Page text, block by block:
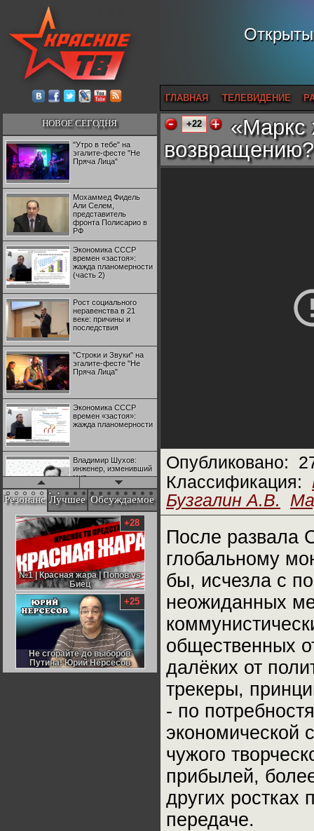
ГЛАВНАЯ ТЕЛЕВИДЕНИЕ
НОВОЕ СЕГОДНЯ
"Утро в тебе" на
эгалите-фесте "Не
Пряча Лица"
Мохаммед Фидель
Али Селем,
представитель
фронта Полисарио в
РФ
Экономика СССР
времен «застоя»:
жажда планомерности
(часть 2)
Рост социального
неравенства в 21
веке: причины и
последствия
"Строки и Звуки" на
эгалите-фесте "Не
Пряча Лица"
Экономика СССР
времен «застоя»:
жажда планомерности
Владимир Шухов:
инженер, изменивший
мир
"Аркадий Коц" на
эгалите-фесте "Не
Пряча Лица"
Контрапункты
глобализации:
геополитэкономическ
ий анализ
100 лет Ноябрьской
революции в
Германии:
парламентская
демократия или
диктатура
пролетариата?
Деятельность
Резонанс Лучшее Обсуждаемое
№1 | Красная жара | Попов vs
Биец
№1 | Красная жара | Попов vs
Биец
+28
Не сгорайте до выборов
Путина! Юрий Нерсесов
Не сгорайте до выборов
Путина! Юрий Нерсесов
+25
+22
«Маркс
возвращению?
Опубликовано:
Классификация:
Бузгалин А.В.
После развала
глобальному
бы, исчезла с
неожиданных
общественных
далёких от
трекеры,
- по
экономической
чужого
прибылей,
других ростках
передаче.